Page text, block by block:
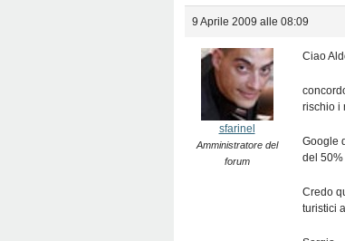
9 Aprile 2009 alle 08:09
sfarinel
Amministratore del
forum
Ciao
rischio i
Google
del
Credo
turistici